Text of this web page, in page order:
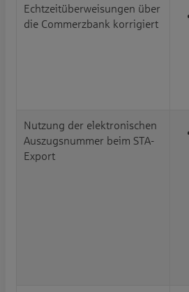
Echtzeitüberweisungen über
die Commerzbank korrigiert
Nutzung der elektronischen
Auszugsnummer beim STA-
Export